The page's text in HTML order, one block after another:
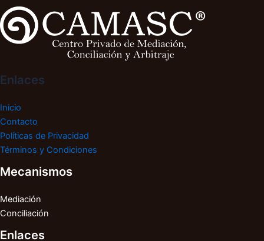
Enlaces
Inicio
Contacto
Políticas de Privacidad
Términos y Condiciones
Mecanismos
Mediación
Conciliación
Enlaces